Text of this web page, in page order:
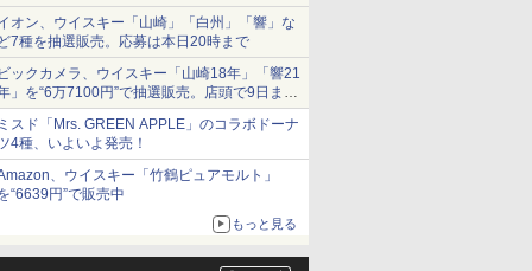
選無効分
オン、ウイスキー「山崎」「白州」「響」な
7種を抽選販売。応募は本日20時まで
ックカメラ、ウイスキー「山崎18年」「響21
」を“6万7100円”で抽選販売。店頭で9日まで
付
スド「Mrs. GREEN APPLE」のコラボドーナ
4種、いよいよ発売！
、ウイスキー「竹鶴ピュアモルト」
“6639円”で販売中
もっと見る